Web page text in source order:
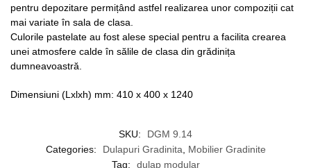
pentru depozitare permițând astfel realizarea unor compoziții cat
mai variate în sala de clasa.
Culorile pastelate au fost alese special pentru a facilita crearea
unei atmosfere calde în sălile de clasa din grădinița
dumneavoastră.
Dimensiuni (Lxlxh) mm: 410 x 400 x 1240
SKU:
DGM 9.14
Categories:
Dulapuri Gradinita
Mobilier Gradinite
Tag:
dulap modular